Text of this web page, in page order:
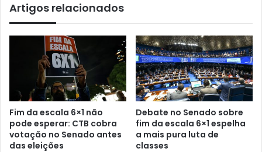
Artigos relacionados
Fim da escala 6×1 não
pode esperar: CTB cobra
votação no Senado antes
das eleições
Debate no Senado sobre
fim da escala 6×1 espelha
a mais pura luta de
classes